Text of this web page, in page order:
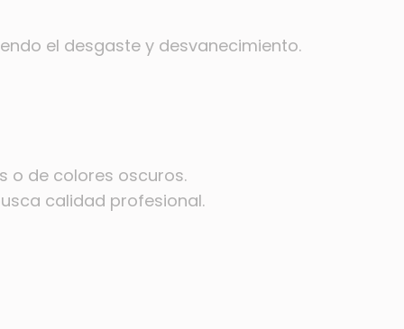
el desgaste y desvanecimiento.
o de colores oscuros.
calidad profesional.